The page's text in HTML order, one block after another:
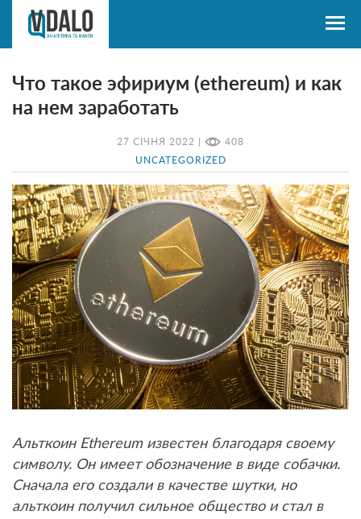
27 СІЧНЯ 2022 | 408
UNCATEGORIZED
Что такое эфириум (ethereum) и как
на нем заработать
Альткоин Ethereum известен благодаря своему
символу. Он имеет обозначение в виде собачки.
Сначала его создали в качестве шутки, но
альткоин получил сильное общество и стал в